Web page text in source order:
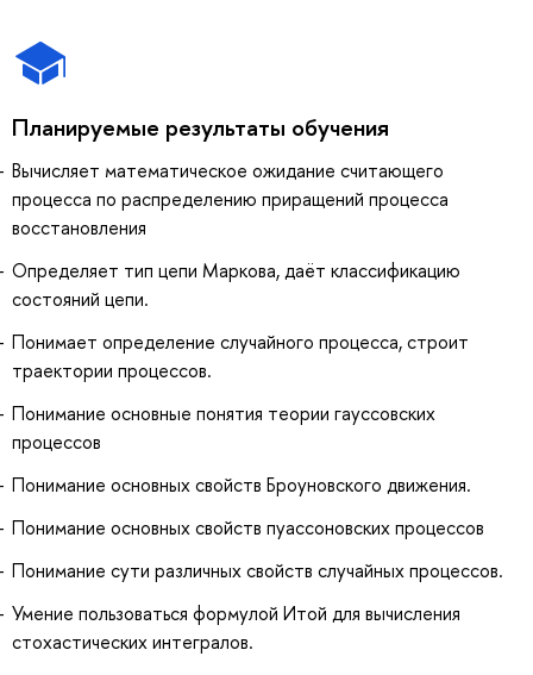
Планируемые результаты обучения
Вычисляет математическое ожидание считающего
процесса по распределению приращений процесса
восстановления
Определяет тип цепи Маркова, даёт классификацию
состояний цепи.
Понимает определение случайного процесса, строит
траектории процессов.
Понимание основные понятия теории гауссовских
процессов
Понимание основных свойств Броуновского движения.
Понимание основных свойств пуассоновских процессов
Понимание сути различных свойств случайных процессов.
Умение пользоваться формулой Итой для вычисления
стохастических интегралов.